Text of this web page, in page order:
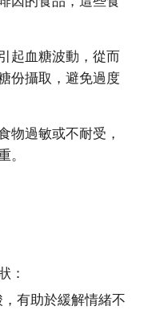
起血糖波動，從而
份攝取，避免過度
物過敏或不耐受，
：
有助於緩解情緒不